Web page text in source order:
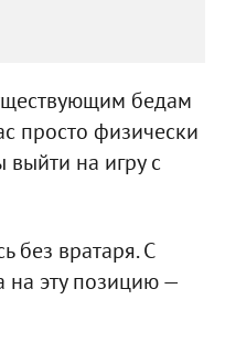
бедам
просто физически
выйти на игру с
без вратаря. С
на эту позицию —